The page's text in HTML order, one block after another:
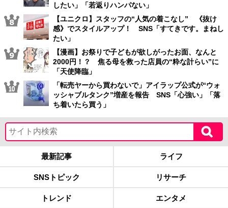
したい」「若返りハンパない」
【ユニクロ】スタッフの“人気の着こなし” 《抜け
感》でスタイルアップ！ SNS「すてきです。まねし
たい」
【漫画】お祭りで子どもが欲しがったお面、なんと
2000円！？ 焦る母を救った店員の“粋な計らい”に
「天使降臨」
「転売ヤーから買わないで」アイラップ公式が“ウォ
ッシャブルタンク”増産を報告 SNS「心強い」「落
ち着いたら買う」
最新記事 ライフ
SNSトピック リサーチ
トレンド エンタメ